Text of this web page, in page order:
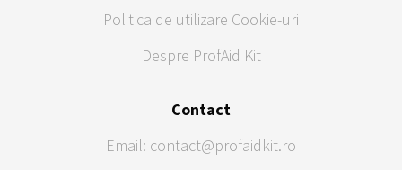
Politica de utilizare Cookie-uri
Despre ProfAid Kit
Contact
Email: contact@profaidkit.ro